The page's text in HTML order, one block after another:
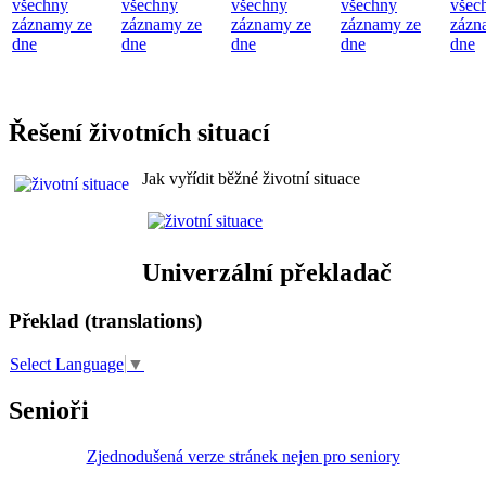
všechny
záznamy ze
dne
všechny
záznamy ze
dne
všechny
záznamy ze
dne
všechny
záznamy ze
dne
dne
Řešení životních situací
Jak vyřídit běžné životní situace
Univerzální překladač
Překlad (translations)
Select Language ▼
Senioři
Zjednodušená verze stránek nejen pro seniory